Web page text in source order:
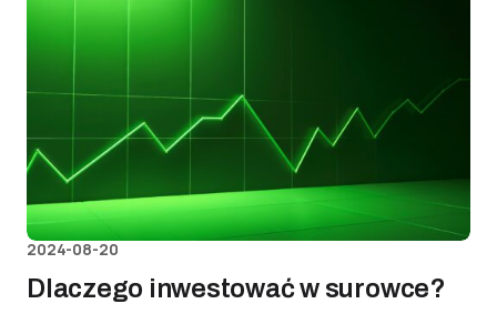
2024-08-20
Dlaczego inwestować w surowce?